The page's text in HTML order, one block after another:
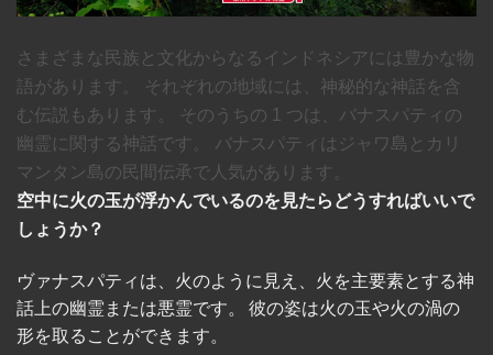
さまざまな民族と文化からなるインドネシアには豊かな物
語があります。 それぞれの地域には、神秘的な神話を含
む伝説もあります。 そのうちの 1 つは、バナスパティの
幽霊に関する神話です。 バナスパティはジャワ島とカリ
マンタン島の民間伝承で人気があります。
空中に火の玉が浮かんでいるのを見たらどうすればいいで
しょうか？
ヴァナスパティは、火のように見え、火を主要素とする神
話上の幽霊または悪霊です。 彼の姿は火の玉や火の渦の
形を取ることができます。